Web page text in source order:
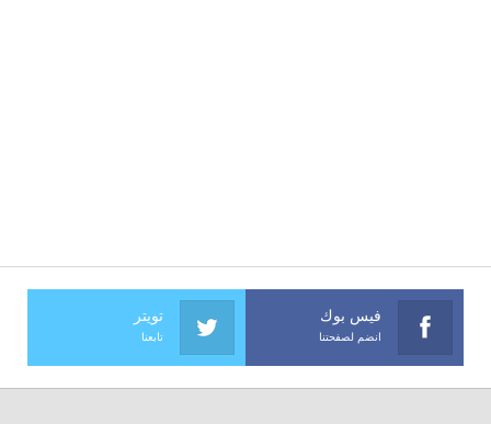
فيس بوك
انضم لصفحتنا
تويتر
تابعنا